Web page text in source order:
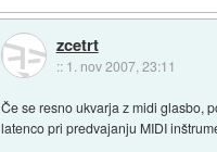
zcetrt
:: 1. nov 2007, 23:11
Če se resno ukvarja z midi glasbo,
latenco pri predvajanju MIDI